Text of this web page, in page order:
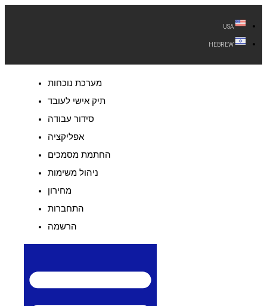
מערכת נוכחות
תיק אישי לעובד
סידור עבודה
אפליקציה
החתמת מסמכים
ניהול משימות
מחירון
התחברות
הרשמה